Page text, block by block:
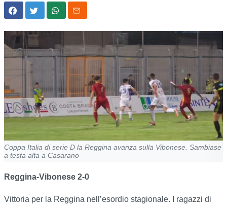
Coppa Italia di serie D la Reggina avanza sulla Vibonese. Sambiase
a testa alta a Casarano
Reggina-Vibonese 2-0
Vittoria per la Reggina nell’esordio stagionale. I ragazzi di